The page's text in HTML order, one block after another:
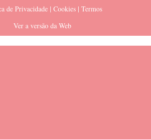
de Privacidade | Cookies | Termos
Ver a versão da Web